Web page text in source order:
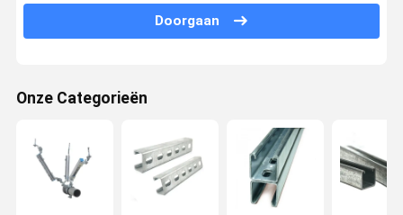
seismische beugelsysteem
seismische toebehoren
Doorgaan
Onze Categorieën